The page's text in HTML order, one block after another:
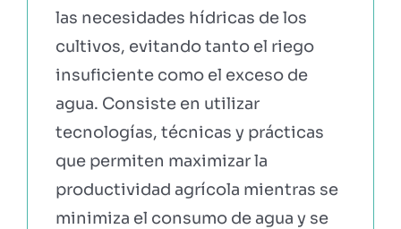
las necesidades hídricas de los
cultivos, evitando tanto el riego
insuficiente como el exceso de
agua. Consiste en utilizar
tecnologías, técnicas y prácticas
que permiten maximizar la
productividad agrícola mientras se
minimiza el consumo de agua y se